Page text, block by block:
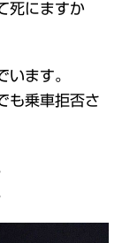
死にますか
います。
も乗車拒否さ